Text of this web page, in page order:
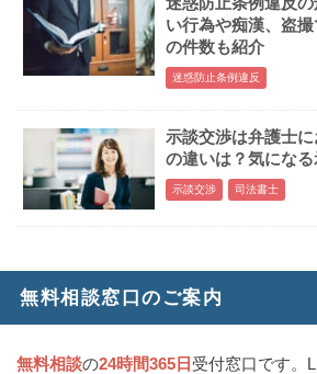
い行為や痴漢、盗
の件数も紹介
迷惑防止条例違反
示談交渉は弁護士
の違いは？気にな
示談交渉 司法書士
無料相談窓口のご案内
無料相談の24時間365日 受付窓口です。